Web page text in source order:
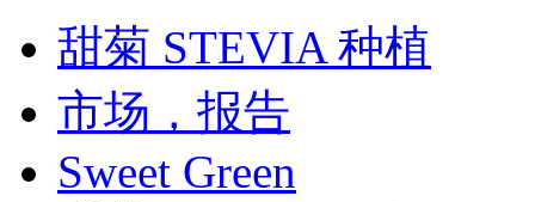
甜菊 STEVIA 种植
市场，报告
Sweet Green